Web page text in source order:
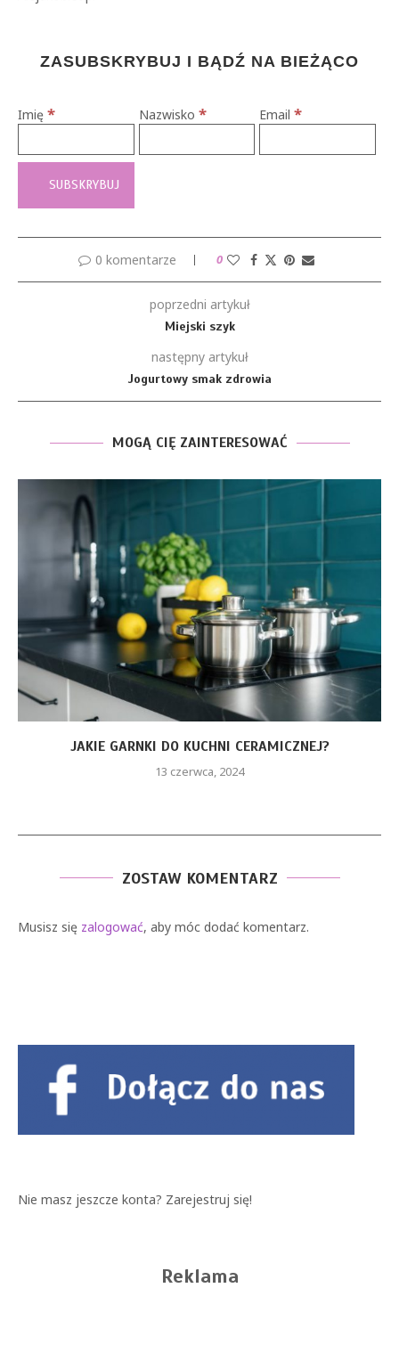
ZASUBSKRYBUJ I BĄDŹ NA BIEŻĄCO
Imię * Nazwisko * Email*
0 komentarze 0
poprzedni artykuł
Miejski szyk
następny artykuł
Jogurtowy smak zdrowia
MOGĄ CIĘ ZAINTERESOWAĆ
JAKIE GARNKI DO KUCHNI CERAMICZNEJ?
13 czerwca, 2024
ZOSTAW KOMENTARZ
Musisz się zalogować, aby móc dodać komentarz.
Nie masz jeszcze konta? Zarejestruj się!
Reklama